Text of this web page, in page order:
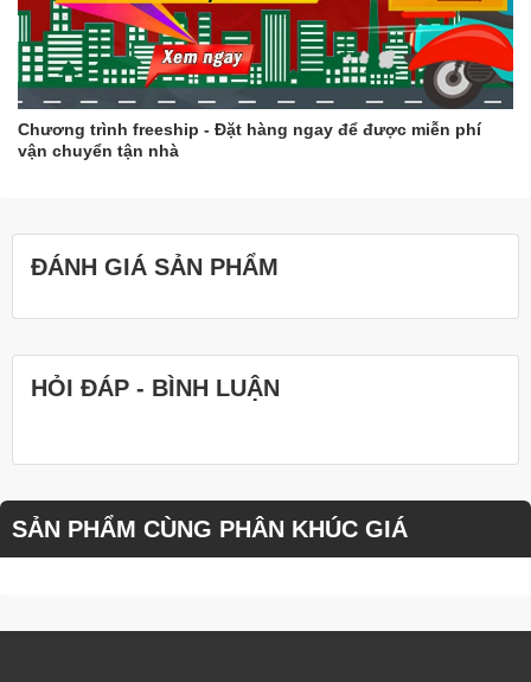
Chương trình freeship - Đặt hàng ngay để được miễn phí
vận chuyển tận nhà
ĐÁNH GIÁ SẢN PHẨM
HỎI ĐÁP - BÌNH LUẬN
SẢN PHẨM CÙNG PHÂN KHÚC GIÁ